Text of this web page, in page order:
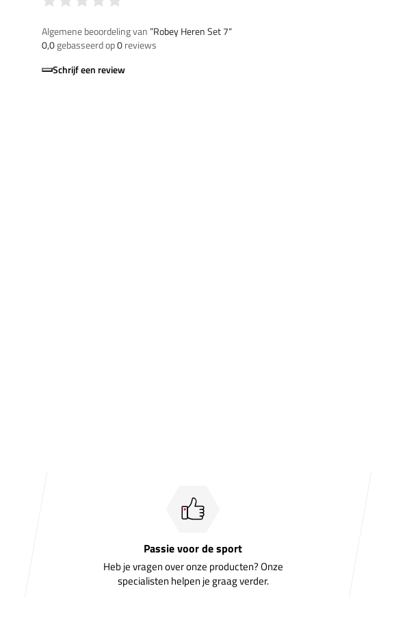
Algemene beoordeling van”Robey Heren Set 7“
0,0gebasseerd op0reviews
Schrijf een review
Passie voor de sport
Heb je vragen over onze producten? Onze
specialisten helpen je graag verder.